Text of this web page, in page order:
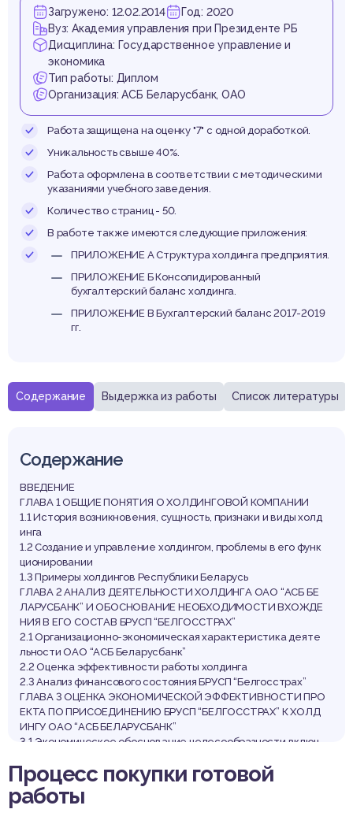
Содержание Выдержка из работы Список литературы
Содержание
ВВЕДЕНИЕ
ГЛАВА 1 ОБЩИЕ ПОНЯТИЯ О ХОЛДИНГОВОЙ КОМПАНИИ
1.1 История возникновения, сущность, признаки и виды холд
инга
1.2 Создание и управление холдингом, проблемы в его функ
ционировании
1.3 Примеры холдингов Республики Беларусь
ГЛАВА 2 АНАЛИЗ ДЕЯТЕЛЬНОСТИ ХОЛДИНГА ОАО “АСБ БЕ
ЛАРУСБАНК” И ОБОСНОВАНИЕ НЕОБХОДИМОСТИ ВХОЖДЕ
НИЯ В ЕГО СОСТАВ БРУСП “БЕЛГОССТРАХ”
2.1 Организационно-экономическая характеристика деяте
льности ОАО “АСБ Беларусбанк”
2.2 Оценка эффективности работы холдинга
2.3 Анализ финансового состояния БРУСП “Белгосстрах”
ГЛАВА 3 ОЦЕНКА ЭКОНОМИЧЕСКОЙ ЭФФЕКТИВНОСТИ ПРО
ЕКТА ПО ПРИСОЕДИНЕНИЮ БРУСП “БЕЛГОССТРАХ” К ХОЛД
ИНГУ ОАО “АСБ БЕЛАРУСБАНК”
3.1 Экономическое обоснование целесообразности включ
к”
3.2 Предложения по совершенствованию корпоративного
управления в рамках данного холдинга
Загружено: 12.02.2014
Год: 2020
Вуз: Академия управления при Президенте РБ
Дисциплина: Государственное управление и
экономика
Тип работы: Диплом
Организация: АСБ Беларусбанк, ОАО
Работа защищена на оценку "7" с одной доработкой.
Уникальность свыше 40%.
Работа оформлена в соответствии с методическими
указаниями учебного заведения.
Количество страниц - 50.
В работе также имеются следующие приложения:
ПРИЛОЖЕНИЕ А Структура холдинга предприятия.
ПРИЛОЖЕНИЕ Б Консолидированный
бухгалтерский баланс холдинга.
ПРИЛОЖЕНИЕ В Бухгалтерский баланс 2017-2019
гг.
Процесс покупки готовой
работы